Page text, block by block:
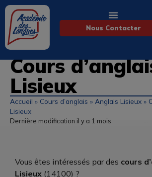
Nous Contacter
Cours
Lisieux
Accueil » Cours d’anglais » Anglais Lisieux »
Lisieux
Dernière modification il y a 1 mois
Vous êtes intéressés par des cours
Lisieux (14100) ?